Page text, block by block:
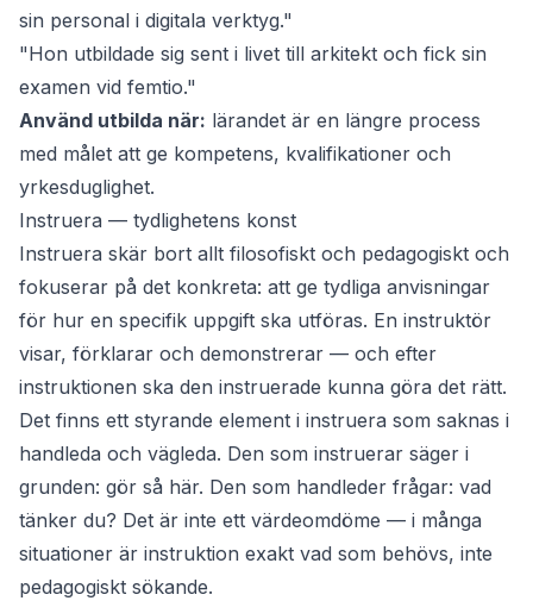
sin personal i digitala verktyg."
"Hon utbildade sig sent i livet till arkitekt och fick sin
examen vid femtio."
Använd utbilda när: lärandet är en längre process
med målet att ge kompetens, kvalifikationer och
yrkesduglighet.
Instruera — tydlighetens konst
Instruera skär bort allt filosofiskt och pedagogiskt och
fokuserar på det konkreta: att ge tydliga anvisningar
för hur en specifik uppgift ska utföras. En instruktör
visar, förklarar och demonstrerar — och efter
instruktionen ska den instruerade kunna göra det rätt.
Det finns ett styrande element i instruera som saknas i
handleda och vägleda. Den som instruerar säger i
grunden: gör så här. Den som handleder frågar: vad
tänker du? Det är inte ett värdeomdöme — i många
situationer är instruktion exakt vad som behövs, inte
pedagogiskt sökande.